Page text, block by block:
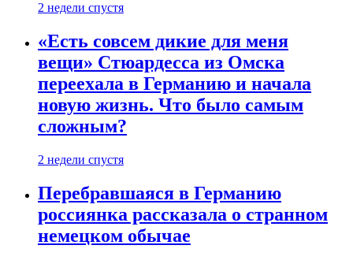
2 недели спустя
«Есть совсем дикие для меня
вещи» Стюардесса из Омска
переехала в Германию и начала
новую жизнь. Что было самым
сложным?
2 недели спустя
Перебравшаяся в Германию
россиянка рассказала о странном
немецком обычае